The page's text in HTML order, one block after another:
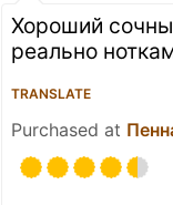
Хороший
реально
TRANSLATE
Purchased at